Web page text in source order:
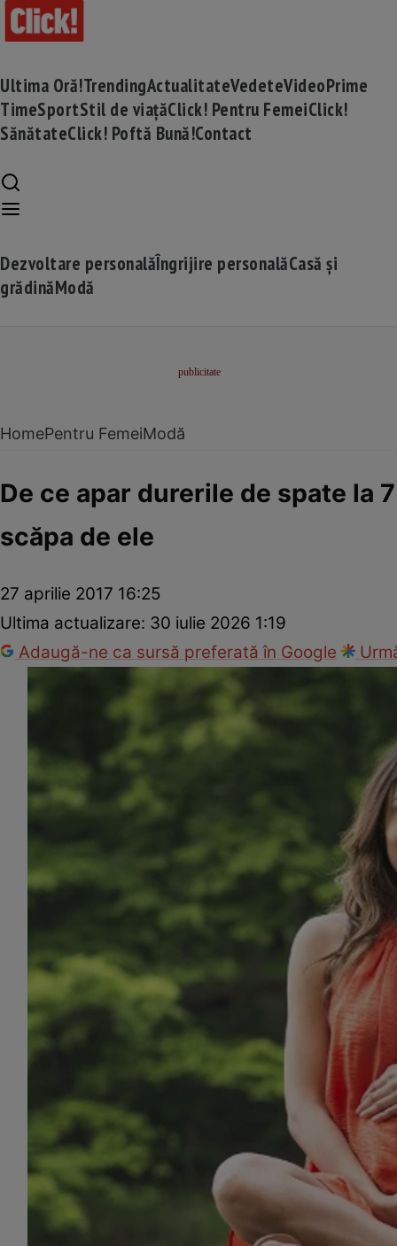
Ultima Oră!TrendingActualitateVedeteVideoPrime
TimeSportStil de viațăClick! Pentru FemeiClick!
SănătateClick! Poftă Bună!Contact
Dezvoltare personalăÎngrijire personalăCasă și
grădinăModă
HomePentru FemeiModă
De ce apar durerile de spate la
scăpa de ele
27 aprilie 2017 16:25
Ultima actualizare: 30 iulie 2026 1:19
Adaugă-ne ca sursă preferată în Google